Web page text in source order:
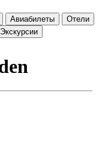
Авиабилеты
Отели
Экскурсии